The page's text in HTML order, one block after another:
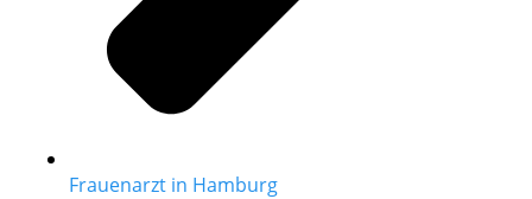
Frauenarzt in Hamburg